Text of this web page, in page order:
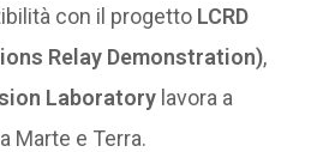
con il progetto LCRD
Relay Demonstration),
Laboratory lavora a
Marte e Terra.